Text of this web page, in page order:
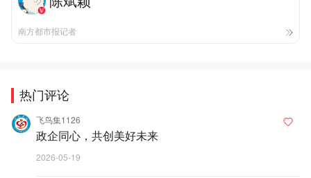
南方都市报记者
热门评论
飞鸟集1126
政企同心，共创美好未来
2026-05-19